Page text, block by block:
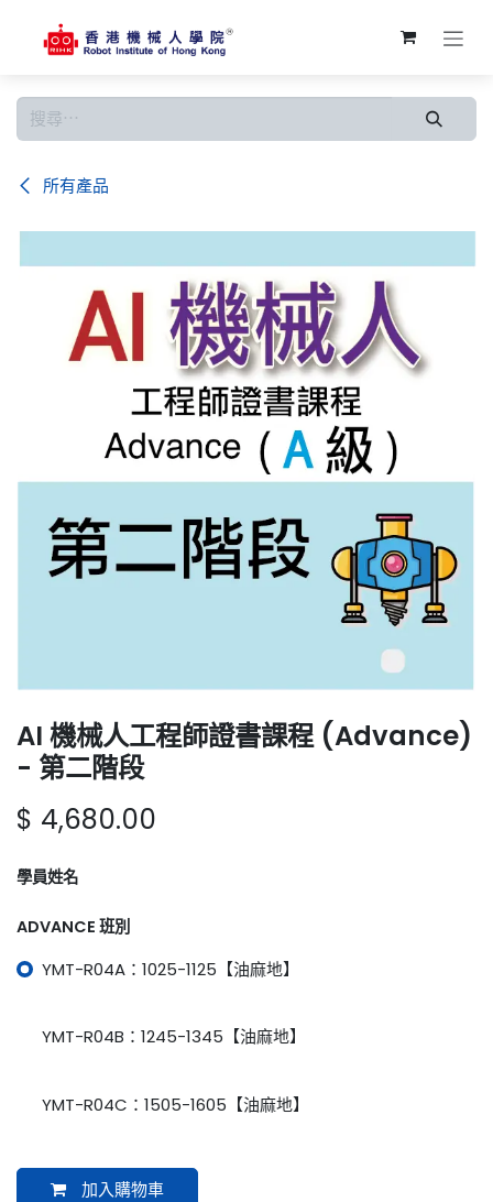
所有產品
AI 機械人工程師證書課程 (Advance)
- 第二階段
$ 4,680.00
學員姓名
ADVANCE 班別
YMT-R04A：1025-1125【油麻地】
YMT-R04B：1245-1345【油麻地】
YMT-R04C：1505-1605【油麻地】
加入購物車